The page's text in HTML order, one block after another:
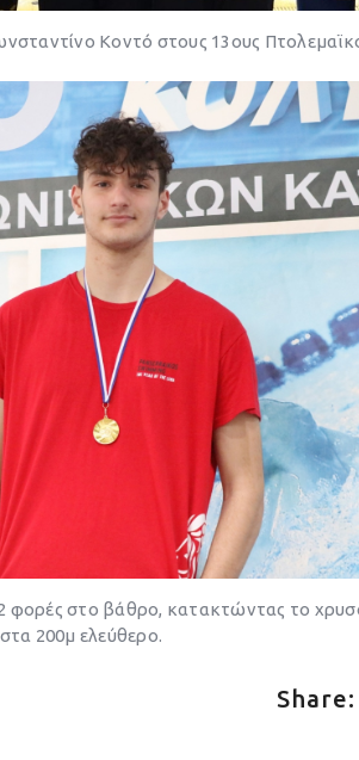
Κοντό στους 13ους
φορές στο βάθρο, κατακτώντας το
200μ ελεύθερο.
Share: